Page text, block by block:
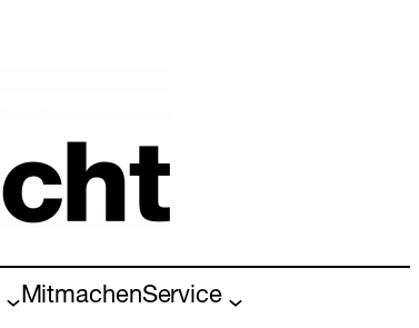
MitmachenService